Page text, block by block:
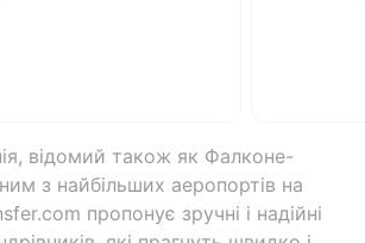
відомий також як Фалконе-
з найбільших аеропортів на
пропонує зручні і надійні